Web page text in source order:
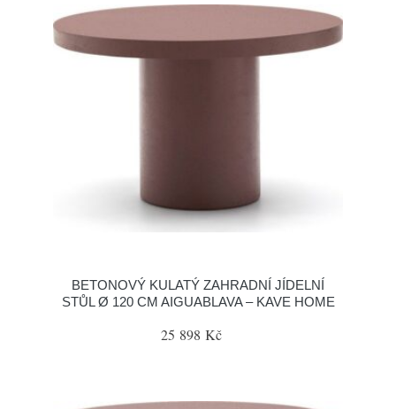
BETONOVÝ KULATÝ ZAHRADNÍ JÍDELNÍ
STŮL Ø 120 CM AIGUABLAVA – KAVE HOME
25 898 Kč